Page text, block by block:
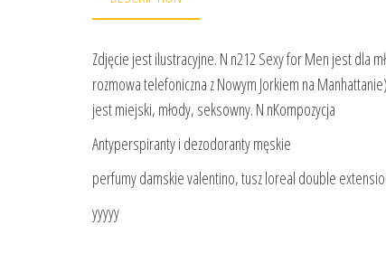
Zdjęcie jest ilustracyjne. N n212 Sexy for Men jest dla
rozmowa telefoniczna z Nowym Jorkiem na
jest miejski, młody, seksowny. N nKompozycja
Antyperspiranty i dezodoranty męskie
perfumy damskie valentino, tusz loreal double
yyyyy